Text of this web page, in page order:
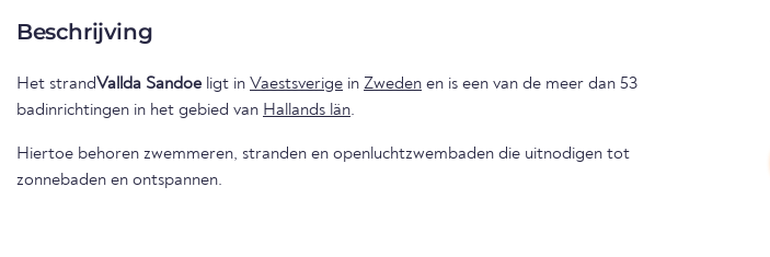
Beschrijving
Het strandVallda Sandoe ligt in Vaestsverige in Zweden en is een van de meer dan 53
badinrichtingen in het gebied van Hallands län.
Hiertoe behoren zwemmeren, stranden en openluchtzwembaden die uitnodigen tot
zonnebaden en ontspannen.